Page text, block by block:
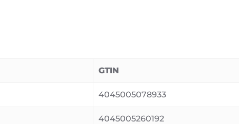
GTIN
4045005078933
4045005260192